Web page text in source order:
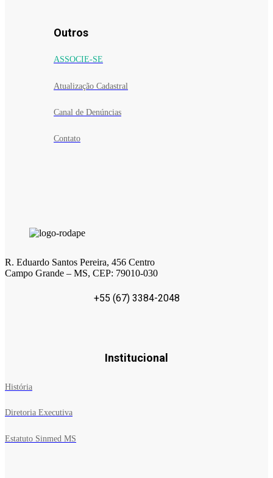
Outros
ASSOCIE-SE
Atualização Cadastral
Canal de Denúncias
Contato
R. Eduardo Santos Pereira, 456 Centro
Campo Grande – MS, CEP: 79010-030
+55 (67) 3384-2048
Institucional
História
Diretoria Executiva
Estatuto Sinmed MS